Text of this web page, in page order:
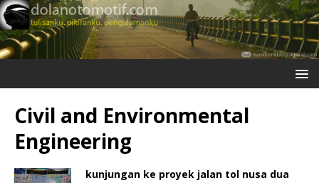
Civil and Environmental
Engineering
kunjungan ke proyek jalan tol nusa dua